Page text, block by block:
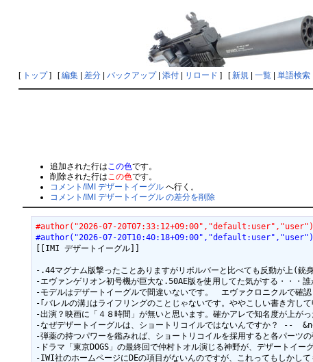
[ トップ] [編集| 差分| バックアップ| 添付| リロード ] [新規| 一覧| 単語検索|
追加された行はこの色です。
削除された行はこの色です。
コメント/IMI デザートイーグルへ行く。
コメント/IMI デザートイーグル の差分を削除
#author("2026-07-20T07:33:12+09:00","default:user","user")
#author("2026-07-20T10:40:18+09:00","default:user","user")